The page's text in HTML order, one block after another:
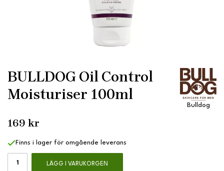
BULLDOG Oil Control
Moisturiser 100ml
Bulldog
169 kr
Finns i lager för omgående leverans
LÄGG I VARUKORGEN